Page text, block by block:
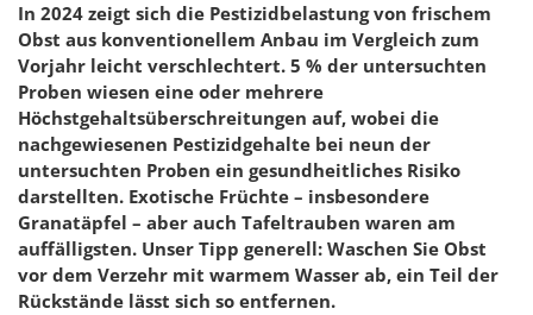
In 2024 zeigt sich die Pestizidbelastung von frischem
Obst aus konventionellem Anbau im Vergleich zum
Vorjahr leicht verschlechtert. 5 % der untersuchten
Proben wiesen eine oder mehrere
Höchstgehaltsüberschreitungen auf, wobei die
nachgewiesenen Pestizidgehalte bei neun der
untersuchten Proben ein gesundheitliches Risiko
darstellten. Exotische Früchte – insbesondere
Granatäpfel – aber auch Tafeltrauben waren am
auffälligsten. Unser Tipp generell: Waschen Sie Obst
vor dem Verzehr mit warmem Wasser ab, ein Teil der
Rückstände lässt sich so entfernen.